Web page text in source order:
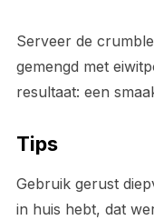
Serveer de
gemengd met
resultaat: een
Tips
Gebruik gerust
in huis hebt, dat